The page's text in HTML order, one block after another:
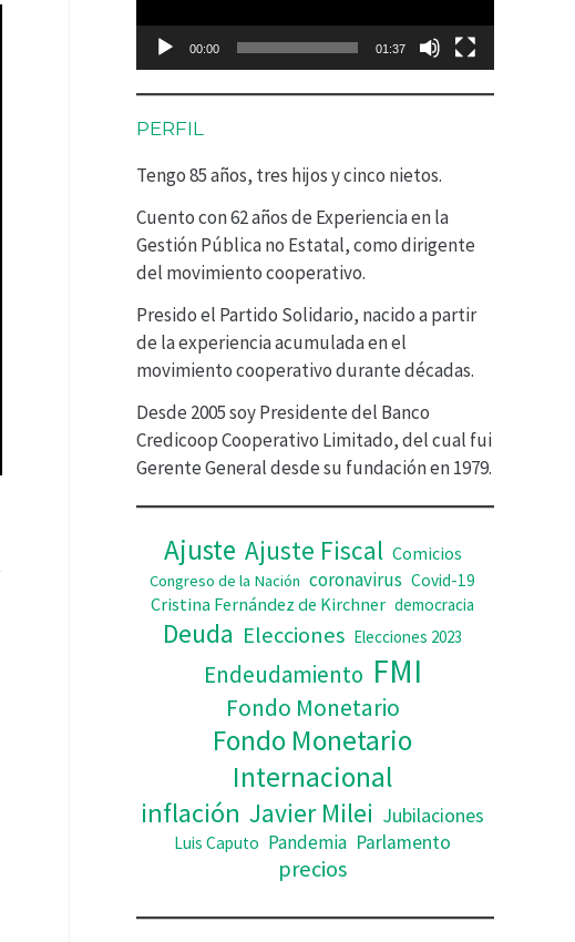
d
t
o
e
v
í
d
00:00 01:37
PERFIL
Tengo 85 años, tres hijos y cinco nietos.
Cuento con 62 años de Experiencia en la
Gestión Pública no Estatal, como dirigente
del movimiento cooperativo.
Presido el Partido Solidario, nacido a partir
de la experiencia acumulada en el
movimiento cooperativo durante décadas.
Desde 2005 soy Presidente del Banco
Credicoop Cooperativo Limitado, del cual fui
Gerente General desde su fundación en 1979.
Ajuste Ajuste Fiscal Comicios
Congreso de la Nación coronavirus Covid-19
Cristina Fernández de Kirchner democracia
Deuda Elecciones Elecciones 2023
Endeudamiento FMI
Fondo Monetario
Fondo Monetario
Internacional
inflación Javier Milei Jubilaciones
Luis Caputo Pandemia Parlamento
precios